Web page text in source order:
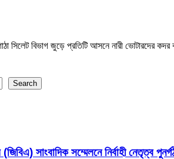
সিলেট বিভাগ জুড়ে প্রতিটি আসনে নারী ভোটারদের কদর
Search
(জিবিএ) সাংবাদিক সম্মেলনে নির্বাহী নেতৃত্ব